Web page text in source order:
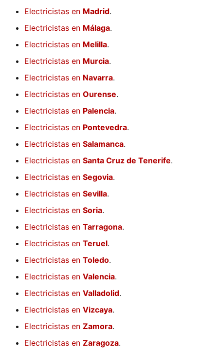
Electricistas en Madrid.
Electricistas en Málaga.
Electricistas en Melilla.
Electricistas en Murcia.
Electricistas en Navarra.
Electricistas en Ourense.
Electricistas en Palencia.
Electricistas en Pontevedra.
Electricistas en Salamanca.
Electricistas en Santa Cruz de Tenerife.
Electricistas en Segovia.
Electricistas en Sevilla.
Electricistas en Soria.
Electricistas en Tarragona.
Electricistas en Teruel.
Electricistas en Toledo.
Electricistas en Valencia.
Electricistas en Valladolid.
Electricistas en Vizcaya.
Electricistas en Zamora.
Electricistas en Zaragoza.